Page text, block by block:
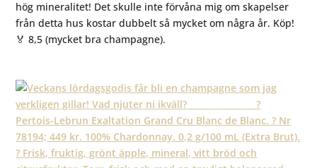
hög mineralitet! Det skulle inte förvåna mig om skapelser
från detta hus kostar dubbelt så mycket om några år. Köp!
🏅 8,5 (mycket bra champagne).